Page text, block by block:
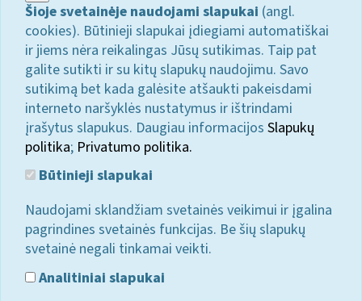
Šioje svetainėje naudojami slapukai (angl.
cookies). Būtinieji slapukai įdiegiami automatiškai
ir jiems nėra reikalingas Jūsų sutikimas. Taip pat
galite sutikti ir su kitų slapukų naudojimu. Savo
sutikimą bet kada galėsite atšaukti pakeisdami
interneto naršyklės nustatymus ir ištrindami
įrašytus slapukus. Daugiau informacijos Slapukų
politika; Privatumo politika.
Būtinieji slapukai
Naudojami sklandžiam svetainės veikimui ir įgalina
pagrindines svetainės funkcijas. Be šių slapukų
svetainė negali tinkamai veikti.
Analitiniai slapukai